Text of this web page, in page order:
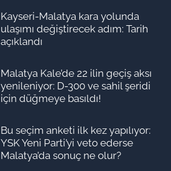
Kayseri-Malatya kara yolunda
ulaşımı değiştirecek adım: Tarih
açıklandı
Malatya Kale’de 22 ilin geçiş aksı
yenileniyor: D-300 ve sahil şeridi
için düğmeye basıldı!
Bu seçim anketi ilk kez yapılıyor:
YSK Yeni Parti’yi veto ederse
Malatya’da sonuç ne olur?